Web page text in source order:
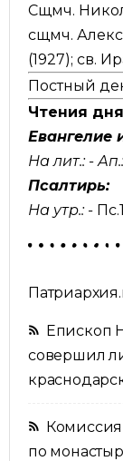
Сщмч.
сщмч.
(1927); св.
Постный
Чтения дня
Евангелие
На лит.: -
Псалтирь:
На утр.: -
Епископ
совершил
Комиссия
по